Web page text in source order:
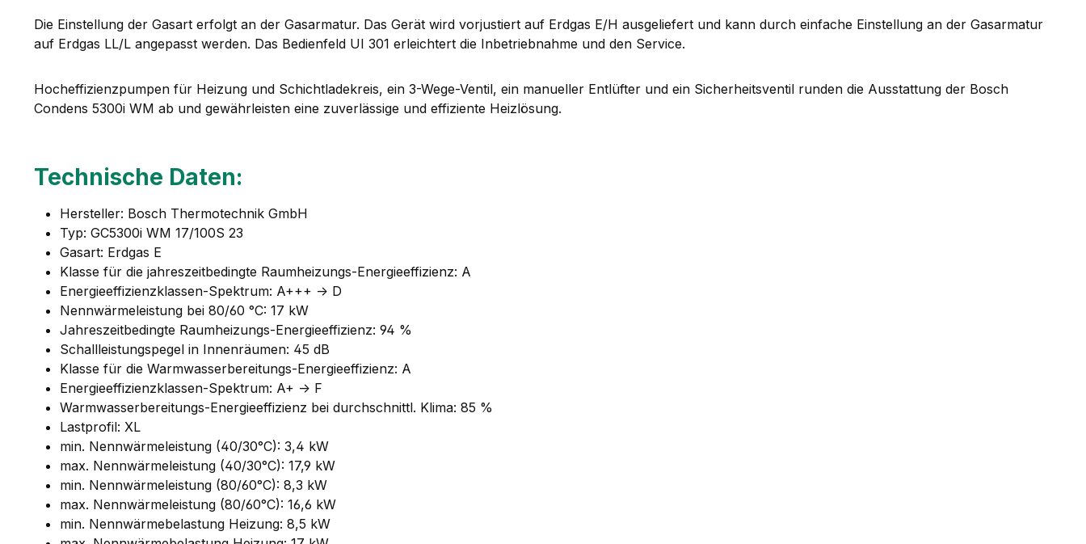
Die Einstellung der Gasart erfolgt an der Gasarmatur. Das Gerät wird vorjustiert auf Erdgas E/H ausgeliefert und kann durch einfache Einstellung an der Gasarmatur
auf Erdgas LL/L angepasst werden. Das Bedienfeld UI 301 erleichtert die Inbetriebnahme und den Service.
Hocheffizienzpumpen für Heizung und Schichtladekreis, ein 3-Wege-Ventil, ein manueller Entlüfter und ein Sicherheitsventil runden die Ausstattung der Bosch
Condens 5300i WM ab und gewährleisten eine zuverlässige und effiziente Heizlösung.
Technische Daten:
Hersteller: Bosch Thermotechnik GmbH
Typ: GC5300i WM 17/100S 23
Gasart: Erdgas E
Klasse für die jahreszeitbedingte Raumheizungs-Energieeffizienz: A
Energieeffizienzklassen-Spektrum: A+++ -> D
Nennwärmeleistung bei 80/60 °C: 17 kW
Jahreszeitbedingte Raumheizungs-Energieeffizienz: 94 %
Schallleistungspegel in Innenräumen: 45 dB
Klasse für die Warmwasserbereitungs-Energieeffizienz: A
Energieeffizienzklassen-Spektrum: A+ -> F
Warmwasserbereitungs-Energieeffizienz bei durchschnittl. Klima: 85 %
Lastprofil: XL
min. Nennwärmeleistung (40/30°C): 3,4 kW
max. Nennwärmeleistung (40/30°C): 17,9 kW
min. Nennwärmeleistung (80/60°C): 8,3 kW
max. Nennwärmeleistung (80/60°C): 16,6 kW
min. Nennwärmebelastung Heizung: 8,5 kW